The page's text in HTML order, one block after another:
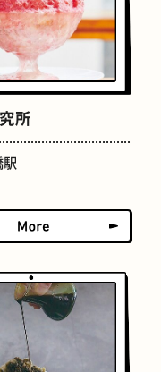
所
駅